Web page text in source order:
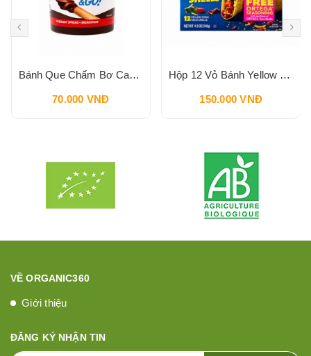
Bánh Que Chấm Bơ Cacao Hạt Phỉ Snack Nutella & Go Breadstick 52g
70.000 VNĐ
Hộp 12 Vỏ Bánh Yellow Corn Taco Shells ORTEGA 140g
150.000 VNĐ
VỀ ORGANIC360
Giới thiệu
ĐĂNG KÝ NHẬN TIN